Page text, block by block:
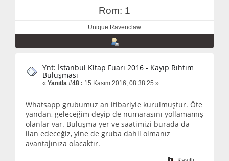
Rom: 1
Unique Ravenclaw
Ynt: İstanbul Kitap Fuarı 2016 - Kayıp Rıhtım
Buluşması
« Yanıtla #48 : 15 Kasım 2016, 08:38:25 »
Whatsapp grubumuz an itibariyle kurulmuştur. Öte
yandan, geleceğim deyip de numarasını yollamamış
olanlar var. Buluşma yer ve saatimizi burada da
ilan edeceğiz, yine de gruba dahil olmanız
avantajınıza olacaktır.